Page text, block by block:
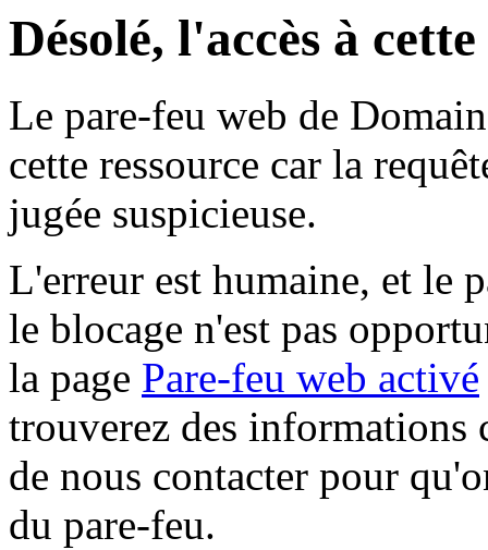
Désolé, l'accès à
Le pare-feu web de
cette ressource car la
jugée suspicieuse.
L'erreur est humaine, et le
le blocage n'est pas
la page Pare-feu web activé
trouverez des informations
de nous contacter pour
du pare-feu.